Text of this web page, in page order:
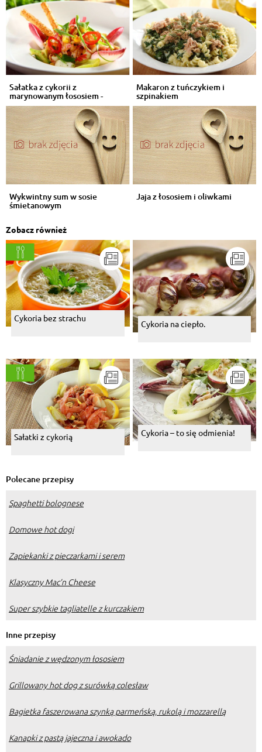
Sałatka z cykorii z
marynowanym łososiem -
VIDEO
Makaron z tuńczykiem i
szpinakiem
Wykwintny sum w sosie
śmietanowym
Jaja z łososiem i oliwkami
Zobacz również
Cykoria bez strachu
Cykoria na ciepło.
Sałatki z cykorią Cykoria – to się odmienia!
Polecane przepisy
Spaghetti bolognese
Domowe hot dogi
Zapiekanki z pieczarkami i serem
Klasyczny Mac’n Cheese
Super szybkie tagliatelle z kurczakiem
Inne przepisy
Śniadanie z wędzonym łososiem
Grillowany hot dog z surówką colesław
Bagietka faszerowana szynką parmeńską, rukolą i mozzarellą
Kanapki z pastą jajeczna i awokado